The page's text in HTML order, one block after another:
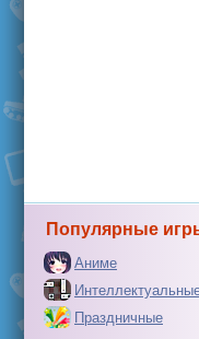
Популярные
Аниме
Праздничные